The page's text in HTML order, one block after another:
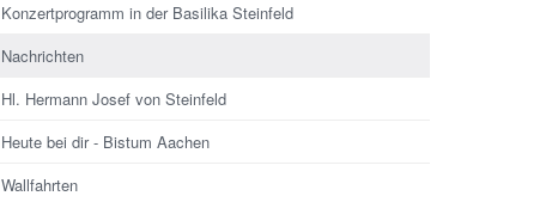
Konzertprogramm in der Basilika Steinfeld
Nachrichten
Hl. Hermann Josef von Steinfeld
Heute bei dir - Bistum Aachen
Wallfahrten